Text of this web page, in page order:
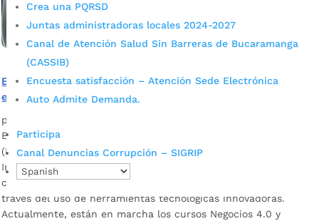
Crea una PQRSD
Juntas administradoras locales 2024-2027
Canal de Atención Salud Sin Barreras de Bucaramanga
(CASSIB)
Encuesta satisfacción – Atención Sede Electrónica
Auto Admite Demanda.
Participa
Canal Denuncias Corrupción – SIGRIP
El IAC abre sus puertas: Formación digital para
emprendedores y empresarios
por
El Instituto Municipal de Cultura y Turismo de Bucaramanga
(IMCT) inició los cursos del Centro de Acceso a la
Información (IAC), un programa diseñado para fortalecer las
competencias digitales de emprendedores y empresarios a
través del uso de herramientas tecnológicas innovadoras.
Actualmente, están en marcha los cursos Negocios 4.0 y